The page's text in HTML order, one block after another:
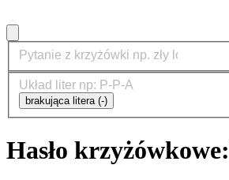
brakująca litera (-)
Hasło krzyżówkowe: